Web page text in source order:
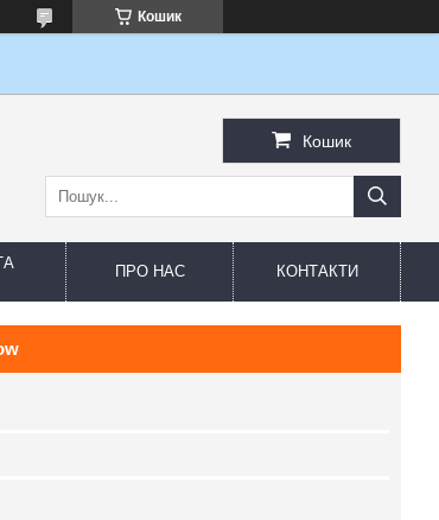
Кошик
Кошик
ПРО НАС КОНТАКТИ